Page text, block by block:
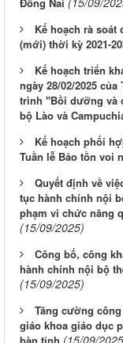
Kế hoạch rà
(mới) thời kỳ 2021-
Kế hoạch triển
ngày 28/02/2025
trình "Bồi dưỡng và
bộ Lào và
Kế hoạch phối
Tuần lễ Bảo tồn voi
Quyết định về
tục hành chính nội
phạm vi chức năng
(15/09/2025)
Công bố, công
hành chính nội bộ
(15/09/2025)
Tăng cường
giáo khoa giáo dục